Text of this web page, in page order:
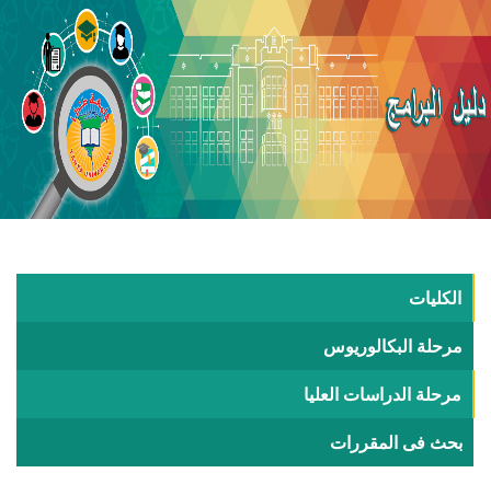
الكليات
مرحلة البكالوريوس
مرحلة الدراسات العليا
بحث فى المقررات